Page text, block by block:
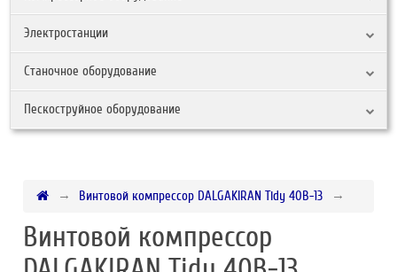
Электростанции
Станочное оборудование
Пескоструйное оборудование
Винтовой компрессор DALGAKIRAN Tidy 40B-13
Винтовой компрессор